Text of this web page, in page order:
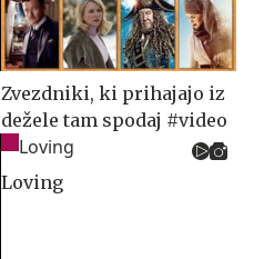
Zvezdniki, ki prihajajo iz
dežele tam spodaj #video
Loving